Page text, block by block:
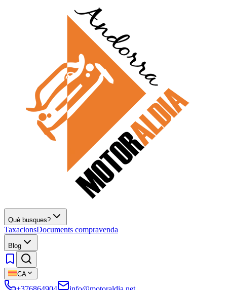
Què busques?
TaxacionsDocuments compravenda
Blog
CA